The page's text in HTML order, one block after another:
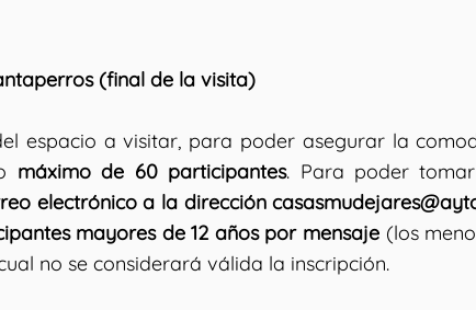
(final de la visita)
espacio a visitar, para poder asegurar la
máximo de 60 participantes. Para poder
electrónico a la dirección
mayores de 12 años por mensaje (los
no se considerará válida la inscripción.